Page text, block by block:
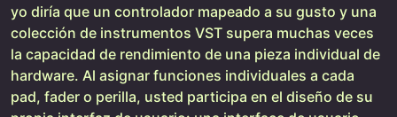
yo diría que un controlador mapeado a su gusto y una
colección de instrumentos VST supera muchas veces
la capacidad de rendimiento de una pieza individual de
hardware. Al asignar funciones individuales a cada
pad, fader o perilla, usted participa en el diseño de su